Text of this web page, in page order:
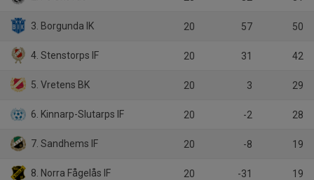
3. Borgunda IK 20 57 50
4. Stenstorps IF 20 31 42
5. Vretens BK 20 3 29
6. Kinnarp-Slutarps IF 20 -2 28
7. Sandhems IF 20 -8 19
8. Norra Fågelås IF 20 -31 19